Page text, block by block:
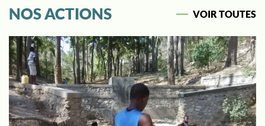
NOS ACTIONS VOIR TOUTES